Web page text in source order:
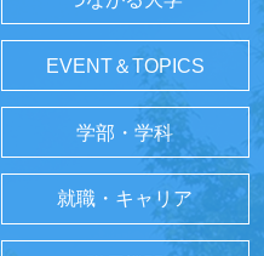
EVENT＆TOPICS
学部・学科
就職・キャリア